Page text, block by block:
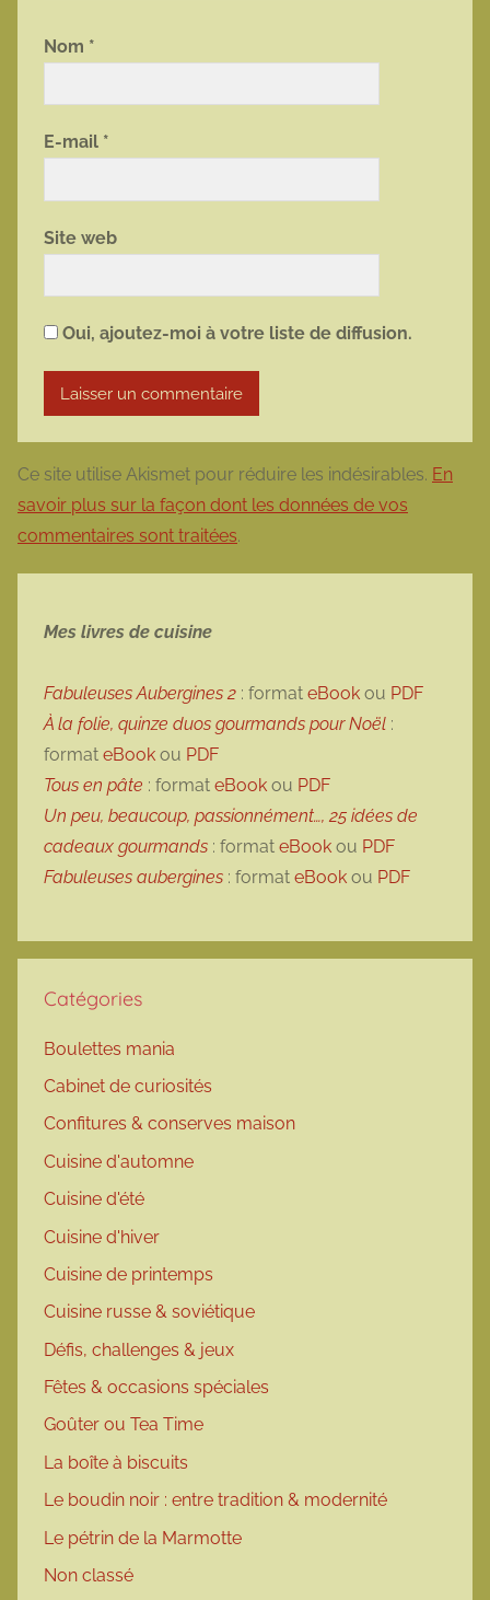
Nom *
E-mail *
Site web
Oui, ajoutez-moi à votre liste de diffusion.
Ce site utilise Akismet pour réduire les indésirables. En
savoir plus sur la façon dont les données de vos
commentaires sont traitées.
Mes livres de cuisine
Fabuleuses Aubergines 2 : format eBook ou PDF
À la folie, quinze duos gourmands pour Noël :
format eBook ou PDF
Tous en pâte : format eBook ou PDF
Un peu, beaucoup, passionnément…, 25 idées de
cadeaux gourmands : format eBook ou PDF
Fabuleuses aubergines : format eBook ou PDF
Catégories
Boulettes mania
Cabinet de curiosités
Confitures & conserves maison
Cuisine d'automne
Cuisine d'été
Cuisine d'hiver
Cuisine de printemps
Cuisine russe & soviétique
Défis, challenges & jeux
Fêtes & occasions spéciales
Goûter ou Tea Time
La boîte à biscuits
Le boudin noir : entre tradition & modernité
Le pétrin de la Marmotte
Non classé